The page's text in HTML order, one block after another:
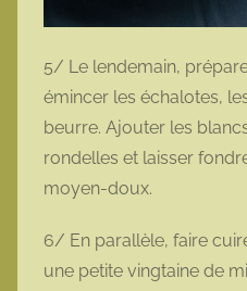
5/ Le lendemain,
émincer les échalotes,
beurre. Ajouter les
rondelles et laisser
moyen-doux.
6/ En parallèle, faire
une petite vingtaine de